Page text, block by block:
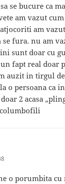
se bucure ca
am vazut
am
se fura. nu am
sunt doar cu
fapt real doar
auzit in tirgul
o persoana ca
2 acasa
o porumbita cu